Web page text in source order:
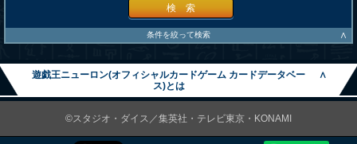
検 索
条件を絞って検索 ∧
遊戯王ニューロン(オフィシャルカードゲーム カードデータベー
ス)とは
∧
©スタジオ・ダイス／集英社・テレビ東京・KONAMI